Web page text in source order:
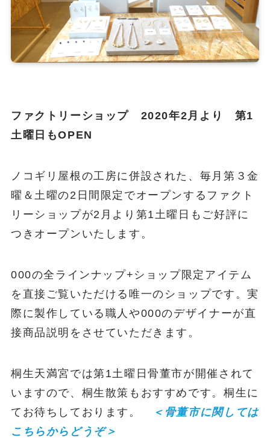
ファクトリーショップ 2020年2月より 第1
土曜日もOPEN
ノコギリ屋根の工房に併設された、毎月第３金
曜＆土曜の2日間限定でオープンするファクト
リーショップが2月より第1土曜日もご好評に
つきオープンいたします。
000の全ラインナップ+ショップ限定アイテム
を直接ご覧いただける唯一のショップです。実
際に製作している職人や000のデザイナーが直
接商品説明をさせていただきます。
桐生天満宮では第1土曜日骨董市が開催されて
いますので、桐生散策もおすすめです。桐生に
てお待ちしております。
＜骨董市に関しては
こちらからどうぞ＞